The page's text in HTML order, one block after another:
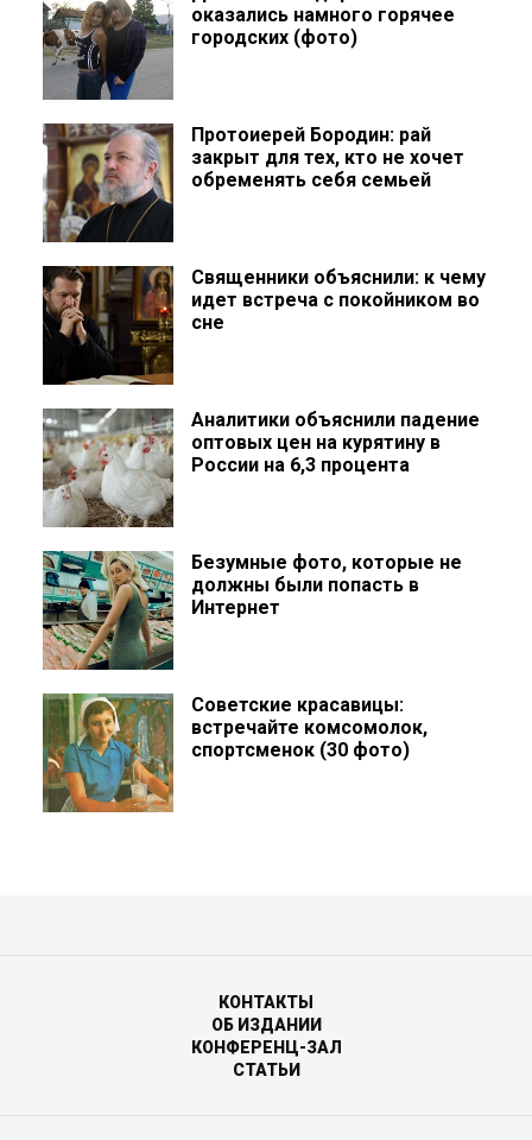
оказались намного горячее
городских (фото)
Протоиерей Бородин: рай
закрыт для тех, кто не хочет
обременять себя семьей
Священники объяснили: к чему
идет встреча с покойником во
сне
Аналитики объяснили падение
оптовых цен на курятину в
России на 6,3 процента
Безумные фото, которые не
должны были попасть в
Интернет
Советские красавицы:
встречайте комсомолок,
спортсменок (30 фото)
КОНТАКТЫ
ОБ ИЗДАНИИ
КОНФЕРЕНЦ-ЗАЛ
СТАТЬИ